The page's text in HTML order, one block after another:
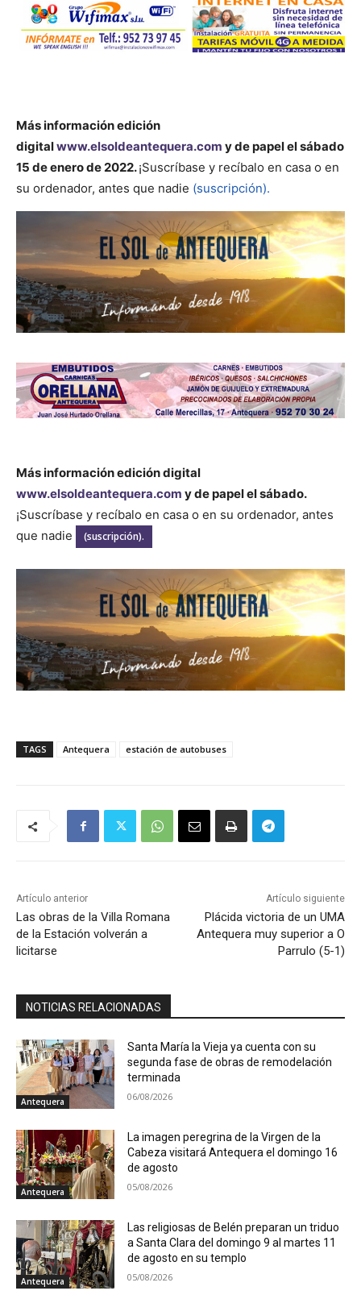
Más informaciónedición
digitalwww.elsoldeantequera.com y de papel el sábado
15 de enero de 2022.¡Suscríbase y recíbalo en casa o en
su ordenador, antes que nadie (suscripción).
Más información edición digital
www.elsoldeantequera.com y de papel el sábado.
¡Suscríbase y recíbalo en casa o en su ordenador, antes
que nadie
(suscripción).
TAGS Antequera estación de autobuses
Artículo anterior
Las obras de la Villa Romana
de la Estación volverán a
licitarse
Artículo siguiente
Plácida victoria de un UMA
Antequera muy superior a O
Parrulo (5-1)
NOTICIAS RELACIONADAS
Antequera
Santa María la Vieja ya cuenta con su
segunda fase de obras de remodelación
terminada
06/08/2026
Antequera
La imagen peregrina de la Virgen de la
Cabeza visitará Antequera el domingo 16
de agosto
05/08/2026
Antequera
Las religiosas de Belén preparan un triduo
a Santa Clara del domingo 9 al martes 11
de agosto en su templo
05/08/2026